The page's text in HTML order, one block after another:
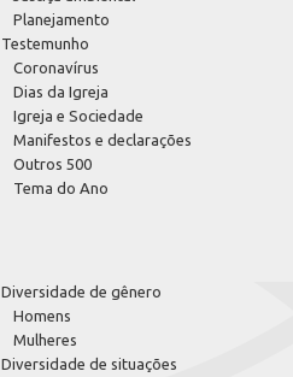
Planejamento
Testemunho
Coronavírus
Dias da Igreja
Igreja e Sociedade
Manifestos e declarações
Outros 500
Tema do Ano
Diversidade de gênero
Homens
Mulheres
Diversidade de situações